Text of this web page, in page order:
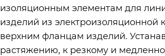
изоляционным элементам для
изделий из
верхним фланцам изделий.
растяжению, к резкому и